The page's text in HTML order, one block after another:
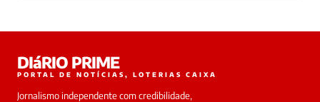
online
DIáRIO PRIME
PORTAL DE NOTÍCIAS, LOTERIAS CAIXA
Jornalismo independente com credibilidade,